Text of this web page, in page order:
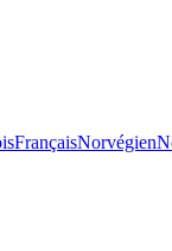
FrançaisNorvégien